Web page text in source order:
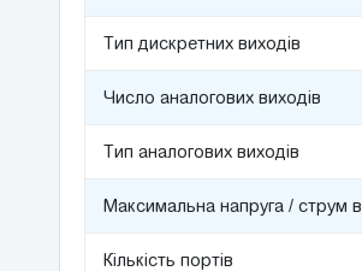
Тип дискретних виходів
Число аналогових виходів
Тип аналогових виходів
Максимальна напруга / струм
Кількість портів